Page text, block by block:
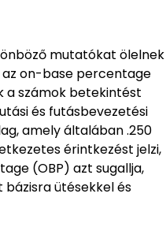
mutatókat ölelnek
az on-base percentage
a számok betekintést
és futásbevezetési
amely általában .250
érintkezést jelzi,
(OBP) azt sugallja,
ütésekkel és